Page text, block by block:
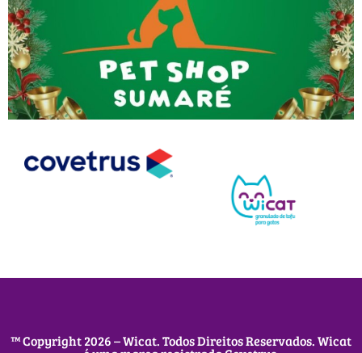
™ Copyright 2026 – Wicat. Todos Direitos Reservados. Wicat